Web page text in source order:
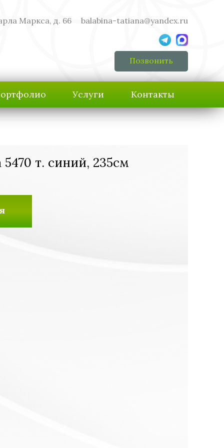
Маркса, д. 66 balabina-tatiana@yandex.ru
Позвонить
Услуги Контакты
т. синий, 235см